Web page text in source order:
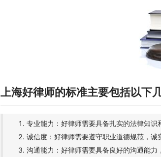
上海好律师的标准主要包括以下
专业能力：好律师需要具备扎实的法律知识
诚信度：好律师需要遵守职业道德规范，诚
沟通能力：好律师需要具备良好的沟通能力